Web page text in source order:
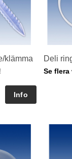
klämma Deli
Se flera